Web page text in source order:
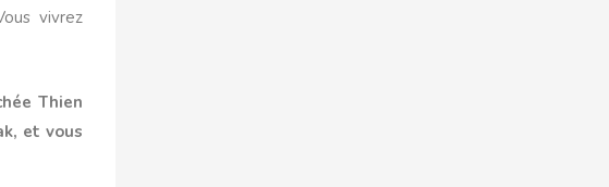
vivrez
Thien
et vous